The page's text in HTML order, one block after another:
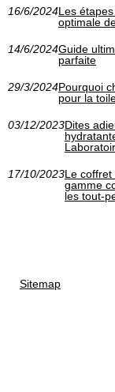
16/6/2024Les
optimale
14/6/2024Guide
parfaite
29/3/2024Pourquoi
pour la
03/12/2023Dites
17/10/2023Le
gamme
les tout-
Sitemap